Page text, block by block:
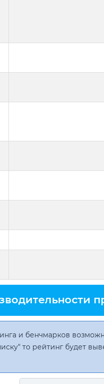
и бенчмарков
то рейтинг будет